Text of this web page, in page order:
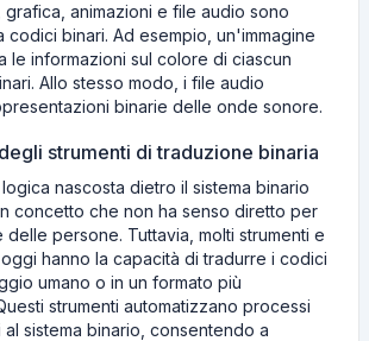
grafica, animazioni e file audio sono
codici binari. Ad esempio, un'immagine
le informazioni sul colore di ciascun
Allo stesso modo, i file audio
binarie delle onde sonore.
strumenti di traduzione binaria
nascosta dietro il sistema binario
concetto che non ha senso diretto per
delle persone. Tuttavia, molti strumenti e
hanno la capacità di tradurre i codici
umano o in un formato più
strumenti automatizzano processi
sistema binario, consentendo a